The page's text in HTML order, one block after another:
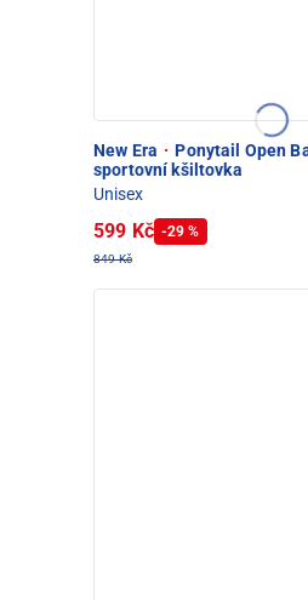
New Era · Ponytail Open
sportovní kšiltovka
Unisex
599 Kč -29 %
849 Kč